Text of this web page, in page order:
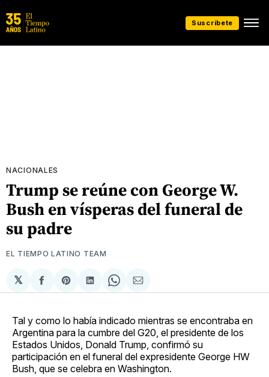
Suscríbete
NACIONALES
Trump se reúne con George W.
Bush en vísperas del funeral de
su padre
EL TIEMPO LATINO TEAM
𝕏
Compartir
en
Share
on
Compartir
en
Share
on
Compartir
via
Tal y como lo había indicado mientras se encontraba en
Argentina para la cumbre del G20, el presidente de los
Estados Unidos, Donald Trump, confirmó su
participación en el funeral del expresidente George HW
Bush, que se celebra en Washington.